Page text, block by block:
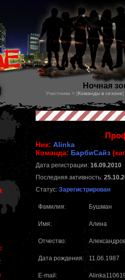
Ночная
Участники > [Команды в сезоне]
Ник: Alinka
Команда: БарбиСайз
Дата регистрации: 16.09.2010
Последняя активность:
Статус: Зарегистрирован
Фамилия: Бушман
Имя: Алина
Отчество:
Дата рождения: 11.06.1987
E-mail: